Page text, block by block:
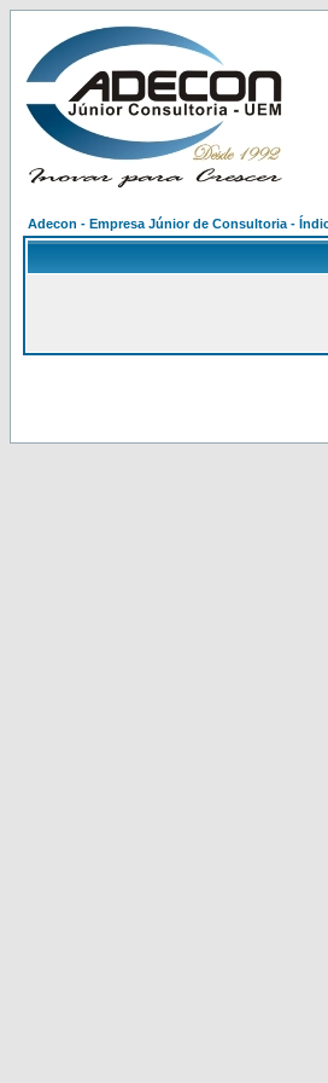
Adecon - Empresa Júnior de Consultoria -